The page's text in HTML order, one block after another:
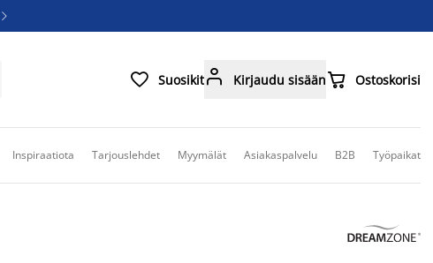

 Suosikit Kirjaudu sisään Ostoskorisi
Inspiraatiota Tarjouslehdet Myymälät Asiakaspalvelu B2B Työpaikat